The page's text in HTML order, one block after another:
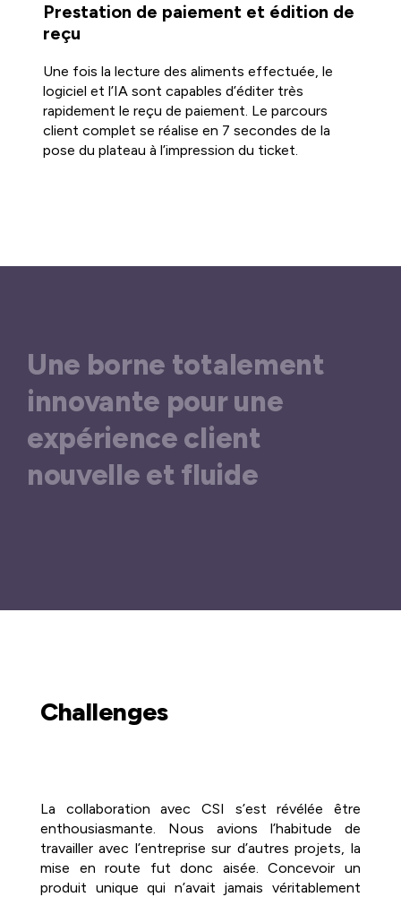
Prestation de paiement et édition de
reçu
Une fois la lecture des aliments effectuée, le
logiciel et l’IA sont capables d’éditer très
rapidement le reçu de paiement. Le parcours
client complet se réalise en 7 secondes de la
pose du plateau à l’impression du ticket.
Une borne totalement
innovante pour une
expérience client
nouvelle et fluide
Challenges
La collaboration avec CSI s’est révélée être
enthousiasmante. Nous avions l’habitude de
travailler avec l’entreprise sur d’autres projets, la
mise en route fut donc aisée. Concevoir un
produit unique qui n’avait jamais véritablement